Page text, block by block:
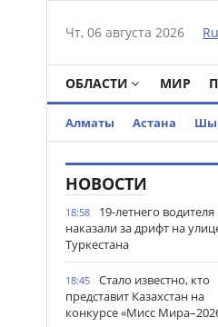
Чт, 06 августа 2026 Ru
ОБЛАСТИ МИР
Алматы Астана
НОВОСТИ
18:58
19-летнего
наказали за дрифт на
Туркестана
18:45
Стало известно, кто
представит Казахстан на
конкурсе «Мисс